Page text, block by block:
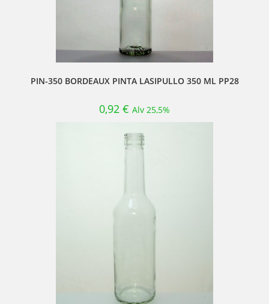
PIN-350 BORDEAUX PINTA LASIPULLO 350 ML PP28
0,92 € Alv 25,5%